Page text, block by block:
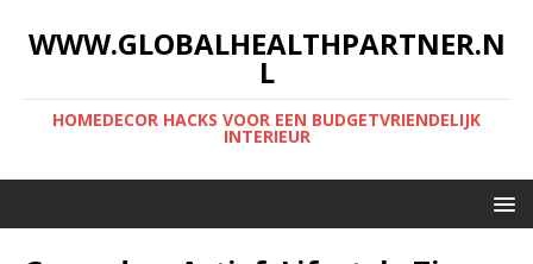
WWW.GLOBALHEALTHPARTNER.N
L
HOMEDECOR HACKS VOOR EEN BUDGETVRIENDELIJK
INTERIEUR